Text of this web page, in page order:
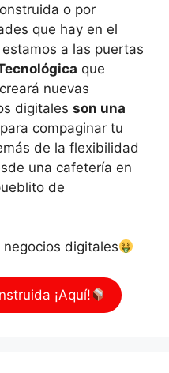
o por
que hay en el
a las puertas
que
nuevas
digitales son una
para compaginar tu
de la flexibilidad
una cafetería en
de
negocios digitales
¡Aquí!